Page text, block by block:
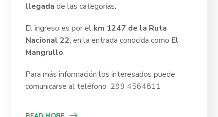
llegada de las categorías.
El ingreso es por el km 1247 de la Ruta
Nacional 22, en la entrada conocida como El
Mangrullo.
Para más información los interesados puede
comunicarse al teléfono 299 4564811